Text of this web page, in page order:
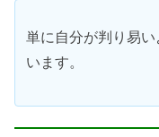
単に自分が判り易
います。